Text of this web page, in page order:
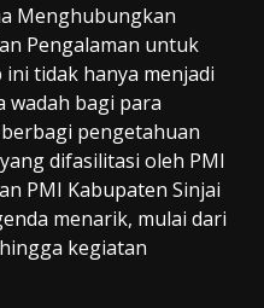
Menghubungkan
Pengalaman untuk
ini tidak hanya menjadi
wadah bagi para
pengetahuan
difasilitasi oleh PMI
PMI Kabupaten Sinjai
menarik, mulai dari
kegiatan